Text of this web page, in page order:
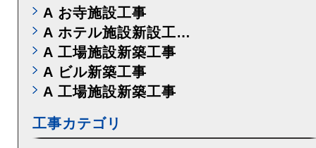
A お寺施設工事
A ホテル施設新設工…
A 工場施設新築工事
A ビル新築工事
A 工場施設新築工事
工事カテゴリ